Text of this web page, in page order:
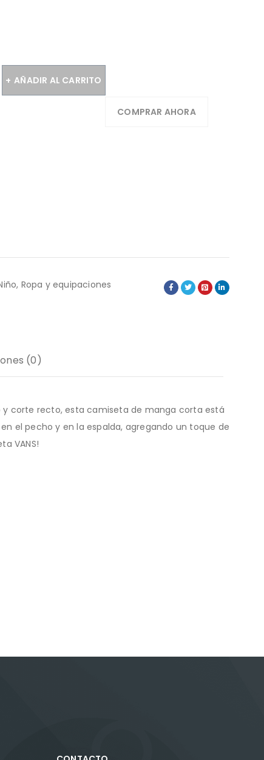
AÑADIR AL CARRITO
COMPRAR AHORA
, Ropa y equipaciones
(0)
y corte recto, esta camiseta de manga corta está
el pecho y en la espalda, agregando un toque de
VANS!